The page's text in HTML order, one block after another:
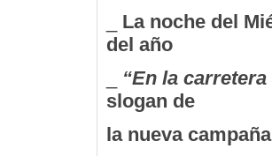
La noche del
del año
“En la
slogan de
la nueva